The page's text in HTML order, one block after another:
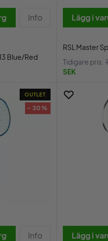
Info
Blue/Red
Lägg i
RSL Master
Tidigare pris:
SEK
OUTLET
- 30%
Info Lägg i